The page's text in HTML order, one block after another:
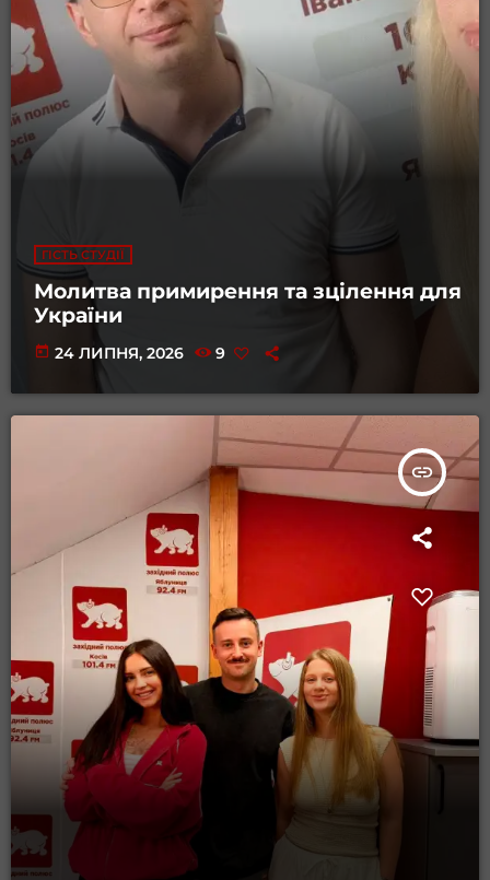
ГІСТЬ СТУДІЇ
Молитва примирення та зцілення для
України
today 24 ЛИПНЯ, 2026 9
insert_link